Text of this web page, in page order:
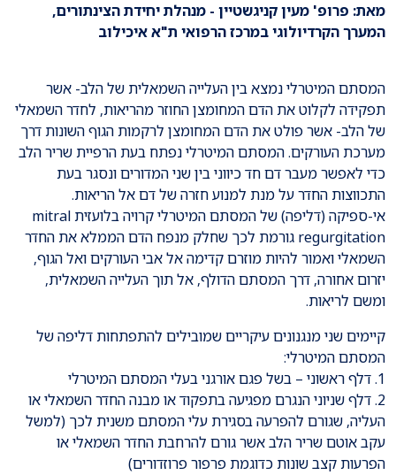
מאת: פרופ' מעין קניגשטיין - מנהלת יחידת הצינתורים,
המערך הקרדיולוגי במרכז הרפואי ת"א איכילוב
המסתם המיטרלי נמצא בין העלייה השמאלית של הלב- אשר
תפקידה לקלוט את הדם המחומצן החוזר מהריאות, לחדר השמאלי
של הלב- אשר פולט את הדם המחומצן לרקמות הגוף השונות דרך
מערכת העורקים. המסתם המיטרלי נפתח בעת הרפיית שריר הלב
כדי לאפשר מעבר דם חד כיווני בין שני המדורים ונסגר בעת
התכווצות החדר על מנת למנוע חזרה של דם אל הריאות.
אי-ספיקה (דליפה) של המסתם המיטרלי קרויה בלועזית mitral
regurgitation גורמת לכך שחלק מנפח הדם הממלא את החדר
השמאלי ואמור להיות מוזרם קדימה אל אבי העורקים ואל הגוף,
יזרום אחורה, דרך המסתם הדולף, אל תוך העלייה השמאלית,
ומשם לריאות.
קיימים שני מנגנונים עיקריים שמובילים להתפתחות דליפה של
המסתם המיטרלי:
1. דלף ראשוני – בשל פגם אורגני בעלי המסתם המיטרלי
2. דלף שניוני הנגרם מפגיעה בתפקוד או מבנה החדר השמאלי או
העליה, שגורם להפרעה בסגירת עלי המסתם משנית לכך (למשל
עקב אוטם שריר הלב אשר גורם להרחבת החדר השמאלי או
הפרעות קצב שונות כדוגמת פרפור פרוזדורים)